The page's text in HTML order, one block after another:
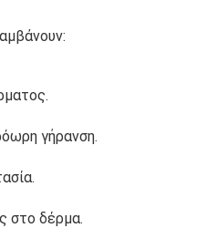
γήρανση.
στο δέρμα.